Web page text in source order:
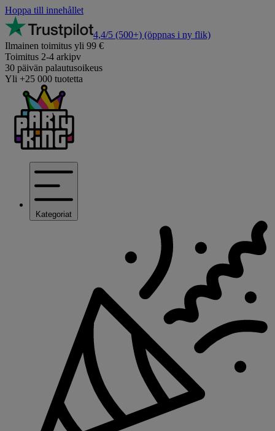
Hoppa till innehållet
4,4/5 (500+) (öppnas i ny flik)
Ilmainen toimitus yli 99 €
Toimitus 2-4 arkipv
30 päivän palautusoikeus
Yli +25 000 tuotetta
Kategoriat